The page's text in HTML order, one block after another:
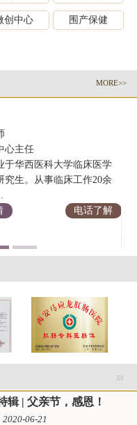
创中心 围产保健
MORE>>
心主任
于华西医科大学临床医学
究生。从事临床工作20余
电话了解
辑 | 父亲节，感恩！
2020-06-21